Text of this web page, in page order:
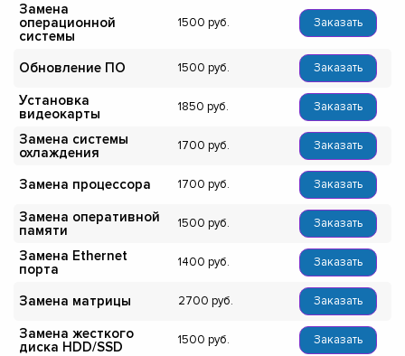
Замена
операционной
системы
1500 Заказать
Обновление ПО 1500 Заказать
Установка
видеокарты
1850 Заказать
Замена системы
охлаждения
1700 Заказать
Замена процессора 1700 Заказать
Замена оперативной
памяти
1500 Заказать
Замена Ethernet
порта
1400 Заказать
Замена матрицы 2700 Заказать
Замена жесткого
диска HDD/SSD
1500 Заказать